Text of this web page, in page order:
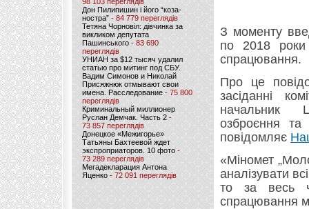
Дон Пилипишин і його “коза-
ностра” - 84 779 переглядів
Тетяна Чорновіл: дівчинка за
викликом депутата
Пашинського- 83 690
переглядів
УНИАН за $12 тысяч удалил
статью про митинг под СБУ.
Вадим Симонов и Николай
Присяжнюк отмывают свои
имена. Расследование - 75 800
переглядів
Криминальный миллионер
Руслан Демчак. Часть 2-
73 857 переглядів
Донецкое «Межигорье»
Татьяны Бахтеевой ждет
экспроприаторов. 10 фото -
73 289 переглядів
Мегадекларация Антона
Яценко - 72 091 переглядів
З моменту
по 2018 роки
спрацювання.
Про це
засіданні
начальник
озброєння та
повідомляє
«Міномет
аналізувати
то за весь
спрацювання